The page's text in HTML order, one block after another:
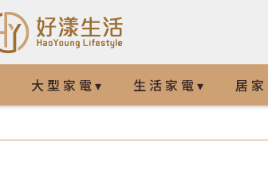
大 型 家 電 ▾ 生 活 家 電 ▾ 居 家